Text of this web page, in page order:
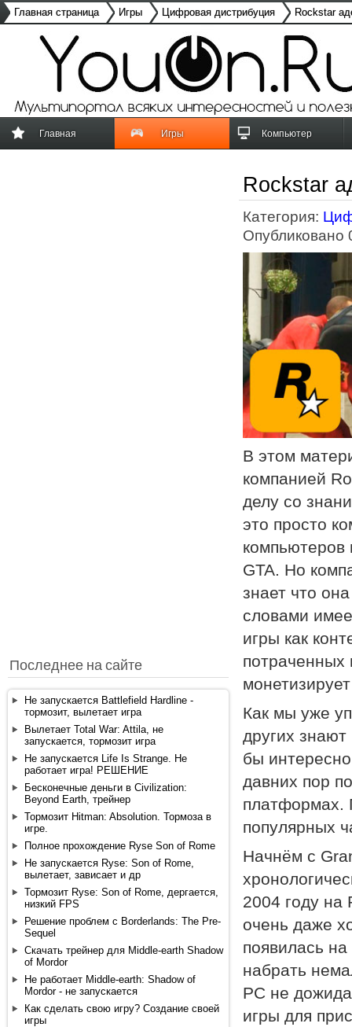
Главная страница Игры Цифровая дистрибуция Rockstar
Главная Игры Компьютер
Последнее на сайте
Не запускается Battlefield Hardline -
тормозит, вылетает игра
Вылетает Total War: Attila, не
запускается, тормозит игра
Не запускается Life Is Strange. Не
работает игра! РЕШЕНИЕ
Бесконечные деньги в Civilization:
Beyond Earth, трейнер
Тормозит Hitman: Absolution. Тормоза в
игре.
Полное прохождение Ryse Son of Rome
Не запускается Ryse: Son of Rome,
вылетает, зависает и др
Тормозит Ryse: Son of Rome, дергается,
низкий FPS
Решение проблем с Borderlands: The Pre-
Sequel
Скачать трейнер для Middle-earth Shadow
of Mordor
Не работает Middle-earth: Shadow of
Mordor - не запускается
Как сделать свою игру? Создание своей
игры
Rockstar
Категория:
Опубликовано
В этом
компанией
делу со
это просто
компьютеров
GTA. Но
знает что
словами
игры как
потраченных
Как мы уже
других
бы
давних пор
платформах.
популярных
Начнём с
2004 году на
очень даже
появилась
набрать
PC не
игры для